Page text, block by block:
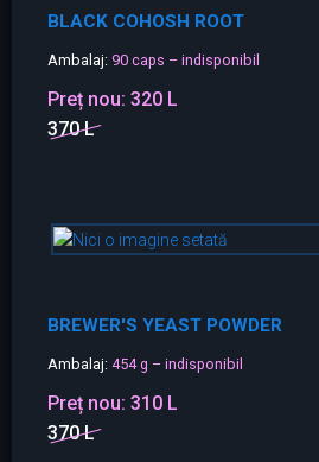
BLACK COHOSH ROOT
Ambalaj: 90 caps – indisponibil
Preț nou: 320 L
370 L
BREWER'S YEAST POWDER
Ambalaj: 454 g – indisponibil
Preț nou: 310 L
370 L